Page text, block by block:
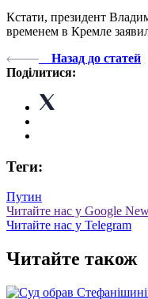
Кстати, президент
временем в Кремле
Назад до статей
Поділитися:
Теги:
Путин
Читайте нас у Google
Читайте нас у Telegram
Читайте також